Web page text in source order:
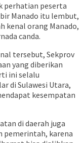
perhatian peserta
Manado itu lembut,
kenal orang Manado,
canda.
tersebut, Sekprov
yang diberikan
ini selalu
di Sulawesi Utara,
kesempatan
di daerah juga
pemerintah, karena